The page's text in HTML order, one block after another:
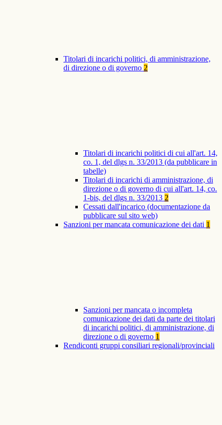
Titolari di incarichi politici, di amministrazione,
di direzione o di governo 2
Titolari di incarichi politici di cui all'art. 14,
co. 1, del dlgs n. 33/2013 (da pubblicare in
tabelle)
Titolari di incarichi di amministrazione, di
direzione o di governo di cui all'art. 14, co.
1-bis, del dlgs n. 33/2013 2
Cessati dall'incarico (documentazione da
pubblicare sul sito web)
Sanzioni per mancata comunicazione dei dati 1
Sanzioni per mancata o incompleta
comunicazione dei dati da parte dei titolari
di incarichi politici, di amministrazione, di
direzione o di governo 1
Rendiconti gruppi consiliari regionali/provinciali